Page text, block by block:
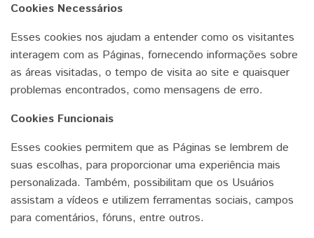
Cookies Necessários
Esses cookies nos ajudam a entender como os visitantes
interagem com as Páginas, fornecendo informações sobre
as áreas visitadas, o tempo de visita ao site e quaisquer
problemas encontrados, como mensagens de erro.
Cookies Funcionais
Esses cookies permitem que as Páginas se lembrem de
suas escolhas, para proporcionar uma experiência mais
personalizada. Também, possibilitam que os Usuários
assistam a vídeos e utilizem ferramentas sociais, campos
para comentários, fóruns, entre outros.